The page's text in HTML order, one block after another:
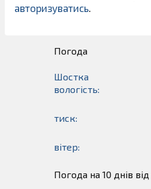
авторизуватись.
Погода
Шостка
вологість:
тиск:
вітер:
Погода на 10 днів від